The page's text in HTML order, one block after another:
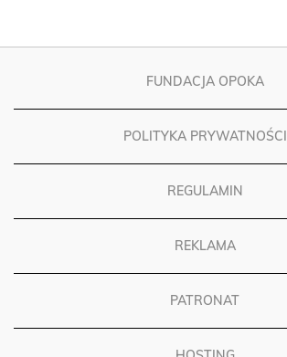
FUNDACJA OPOKA
POLITYKA PRYWATNOŚCI
REGULAMIN
REKLAMA
PATRONAT